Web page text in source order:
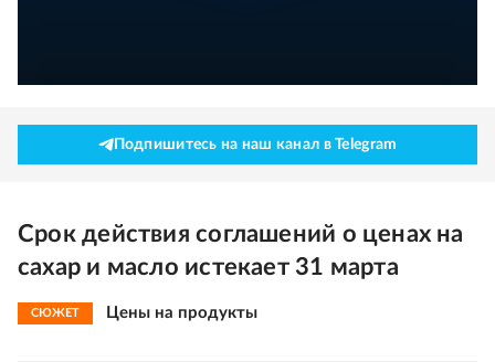
Подпишитесь на наш канал в Telegram
Срок действия соглашений о ценах на
сахар и масло истекает 31 марта
СЮЖЕТ Цены на продукты